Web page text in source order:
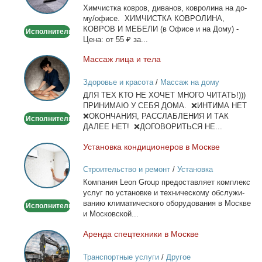
дому/
Исполнитель
Хим­чист­ка ков­ров, ди­ва­нов, ков­ро­ли­на на до­
му/офи­се. ХИМЧИСТКА КОВРОЛИНА,
КОВРОВ И МЕБЕЛИ (в Офи­се и на До­му) -
Це­на: от 55 ₽ за...
Массаж
лица
и
тела
Исполнитель
Мас­саж ли­ца и те­ла
Здоровье и красота/ Массаж на дому
ДЛЯ ТЕХ КТО НЕ ХОЧЕТ МНОГО ЧИТАТЬ!)))
ПРИНИМАЮ У СЕБЯ ДОМА. ❌ИНТИМА НЕТ
❌ОКОНЧАНИЯ, РАССЛАБЛЕНИЯ И ТАК
ДАЛЕЕ НЕТ! ❌ДОГОВОРИТЬСЯ НЕ...
Установка
кондиционеров
в
Москве
Исполнитель
Уста­нов­ка кон­ди­ци­о­не­ров в Москве
Строительство и ремонт/ Установка
кондиционеров
Ком­па­ния Leon Group предо­став­ля­ет ком­плекс
услуг по уста­нов­ке и тех­ни­че­ско­му об­слу­жи­
ва­нию кли­ма­ти­че­ско­го обо­ру­до­ва­ния в Москве
и Мос­ков­ской...
Аренда
спецтехники
в
Арен­да спец­тех­ни­ки в Москве
Транспортные услуги/ Другое